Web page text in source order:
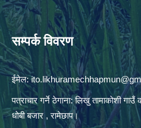
सम्पर्क विवरण
ईमेल:
पत्राचार गर्ने ठेगाना: लिखु तामाकोशी गाउँ
धोबी बजार , रामेछाप।